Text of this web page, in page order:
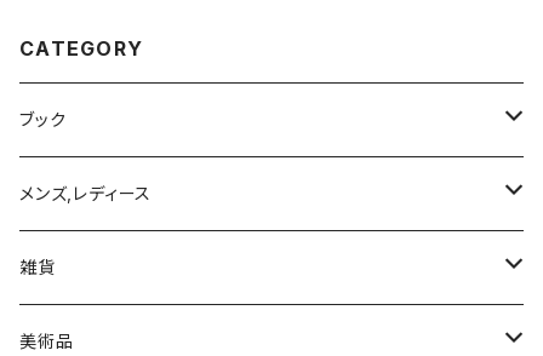
CATEGORY
ブック
写真集
メンズ,レディース
トップス
Tシャツ
雑貨
モバイルケース/カバー
美術品